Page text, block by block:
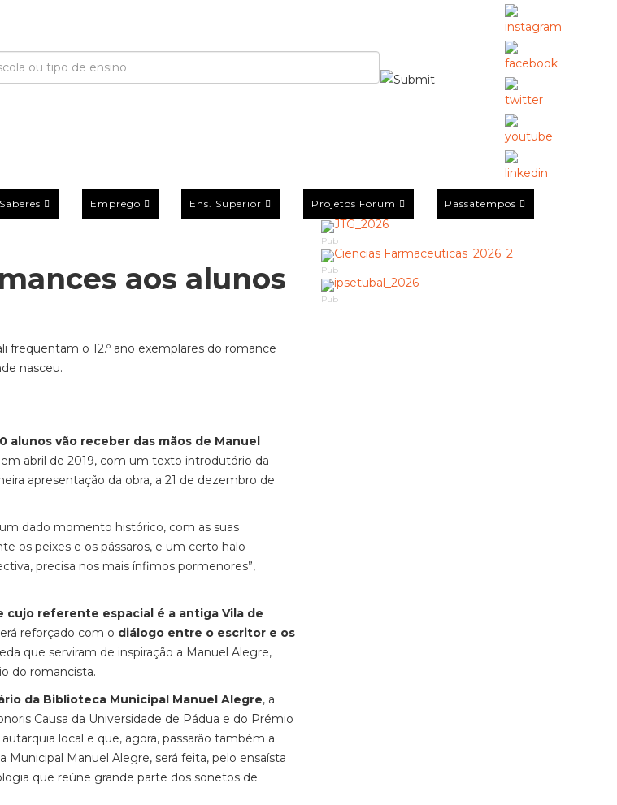
Saberes Emprego Ens. Superior Projetos Forum Passatempos
aos alunos
frequentam o 12.º ano exemplares do romance
nasceu.
alunos vão receber das mãos de Manuel
em abril de 2019, com um texto introdutório da
apresentação da obra, a 21 de dezembro de
dado momento histórico, com as suas
os peixes e os pássaros, e um certo halo
precisa nos mais ínfimos pormenores”,
referente espacial é a antiga Vila de
reforçado com o diálogo entre o escritor e os
que serviram de inspiração a Manuel Alegre,
do romancista.
da Biblioteca Municipal Manuel Alegre, a
Causa da Universidade de Pádua e do Prémio
local e que, agora, passarão também a
Manuel Alegre, será feita, pelo ensaísta
que reúne grande parte dos sonetos de
Pub
Pub
Pub